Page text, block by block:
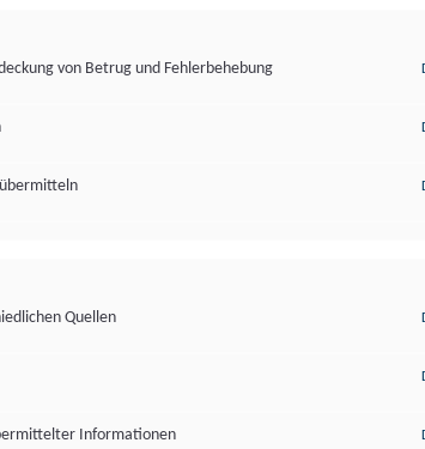
von Betrug und Fehlerbehebung
Quellen
Informationen